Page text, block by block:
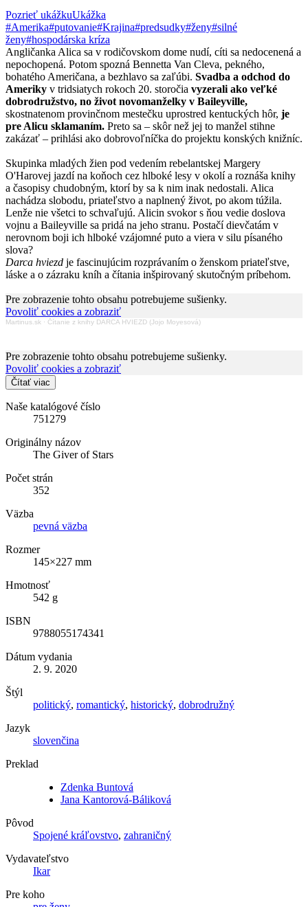
Pozrieť ukážkuUkážka
#Amerika#putovanie#Krajina#predsudky#ženy#silné
ženy#hospodárska kríza
Angličanka Alica sa v rodičovskom dome nudí, cíti sa nedocenená a
nepochopená. Potom spozná Bennetta Van Cleva, pekného,
bohatého Američana, a bezhlavo sa zaľúbi. Svadba a odchod do
Ameriky v tridsiatych rokoch 20. storočia vyzerali ako veľké
dobrodružstvo, no život novomanželky v Baileyville,
skostnatenom provinčnom mestečku uprostred kentuckých hôr, je
pre Alicu sklamaním. Preto sa – skôr než jej to manžel stihne
zakázať – prihlási ako dobrovoľníčka do projektu konských knižníc.
Skupinka mladých žien pod vedením rebelantskej Margery
O'Harovej jazdí na koňoch cez hlboké lesy v okolí a roznáša knihy
a časopisy chudobným, ktorí by sa k nim inak nedostali. Alica
nachádza slobodu, priateľstvo a naplnený život, po akom túžila.
Lenže nie všetci to schvaľujú. Alicin svokor s ňou vedie doslova
vojnu a Baileyville sa pridá na jeho stranu. Postačí dievčatám v
nerovnom boji ich hlboké vzájomné puto a viera v silu písaného
slova?
Darca hviezd je fascinujúcim rozprávaním o ženskom priateľstve,
láske a o zázraku kníh a čítania inšpirovaný skutočným príbehom.
Pre zobrazenie tohto obsahu potrebujeme sušienky.
Povoliť cookies a zobraziť
Martinus.sk · Čítanie z knihy DARCA HVIEZD (Jojo Moyesová)
Pre zobrazenie tohto obsahu potrebujeme sušienky.
Povoliť cookies a zobraziť
Čítať viac
Naše katalógové číslo
751279
Originálny názov
The Giver of Stars
Počet strán
352
Väzba
pevná väzba
Rozmer
145×227 mm
Hmotnosť
542 g
ISBN
9788055174341
Dátum vydania
2. 9. 2020
Štýl
politický, romantický, historický, dobrodružný
Jazyk
slovenčina
Preklad
Zdenka Buntová
Jana Kantorová-Báliková
Pôvod
Spojené kráľovstvo, zahraničný
Vydavateľstvo
Ikar
Pre koho